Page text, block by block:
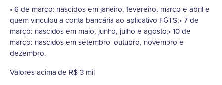
• 6 de março: nascidos em janeiro, fevereiro, março e abril e
quem vinculou a conta bancária ao aplicativo FGTS;• 7 de
março: nascidos em maio, junho, julho e agosto;• 10 de
março: nascidos em setembro, outubro, novembro e
dezembro.
Valores acima de R$ 3 mil